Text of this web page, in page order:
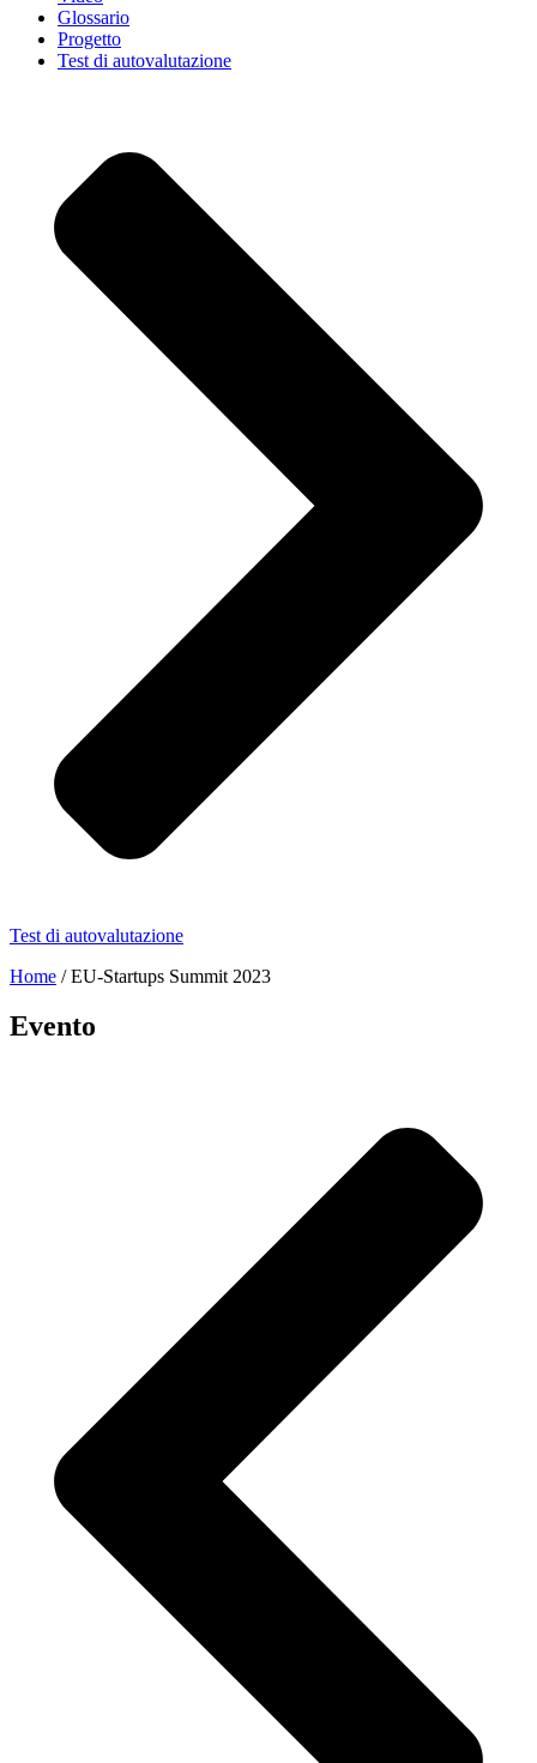
Glossario
Progetto
Test di autovalutazione
Test di autovalutazione
Home /EU-Startups Summit 2023
Evento